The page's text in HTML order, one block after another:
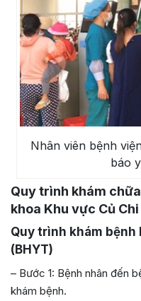
Nhân viên bệnh
báo
Quy trình khám
khoa Khu vực Củ Chi
Quy trình khám bệnh
(BHYT)
– Bước 1: Bệnh nhân đến
khám bệnh.